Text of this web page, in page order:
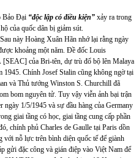
Bảo Đại “độc lập có điều kiện” xảy ra trong
của quốc dân bị giảm sút.
này Hoàng Xuân Hãn nhớ lại rằng ngày
khoảng một năm. Đề đốc Louis
của Bri-tên, dự trù đổ bộ lên Malaya
1945. Chính Josef Stalin cũng không ngờ tại
và Thủ tướng Winston S. Churchill đã
bom nguyên tử. Tuy vậy viễn ảnh bại trận
1/5/1945 và sự đầu hàng của Germany
giai tầng có học, giai tầng cung cấp phần
chính phủ Charles de Gaulle tại Paris dồn
nỗ lực trên bình diện quốc tế để giành
gửi đặc công và gián điệp vào Việt Nam để